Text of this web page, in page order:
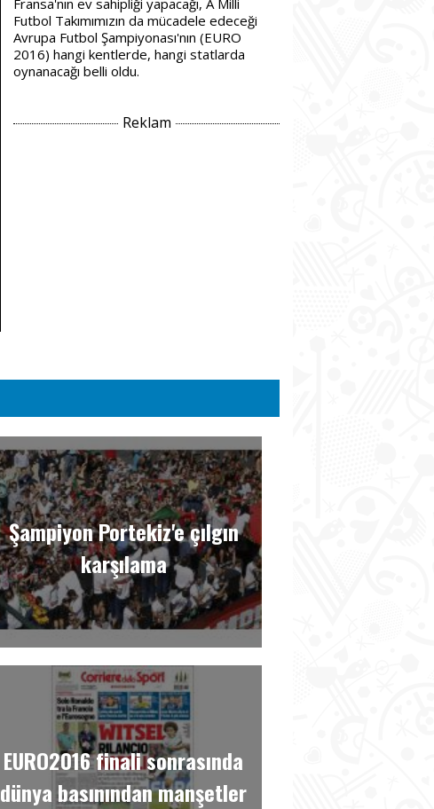
Fransa'nın ev sahipliği yapacağı, A Milli
Futbol Takımımızın da mücadele edeceği
Avrupa Futbol Şampiyonası'nın (EURO
2016) hangi kentlerde, hangi statlarda
oynanacağı belli oldu.
Reklam
Şampiyon Portekiz'e çılgın
karşılama
EURO2016 finali sonrasında
dünya basınından manşetler